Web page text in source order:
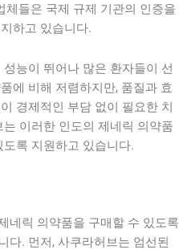
체들은 국제 규제 기관의 인증을
하고 있습니다.
능이 뛰어나 많은 환자들이 선
에 비해 저렴하지만, 품질과 효
경제적인 부담 없이 필요한 치
이러한 인도의 제네릭 의약품
록 지원하고 있습니다.
네릭 의약품을 구매할 수 있도록
다. 먼저, 사쿠라허브는 엄선된